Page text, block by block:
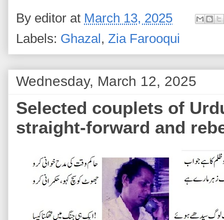
By editor at March 13, 2025
Labels: Ghazal, Zia Farooqui
Wednesday, March 12, 2025
Selected couplets of
straight-forward and